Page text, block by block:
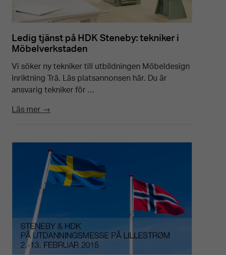
Ledig tjänst på HDK Steneby: tekniker i
Möbelverkstaden
Vi söker ny tekniker till utbildningen Möbeldesign
inriktning Trä. Läs platsannonsen här. Du är
ansvarig tekniker för …
Läs mer →